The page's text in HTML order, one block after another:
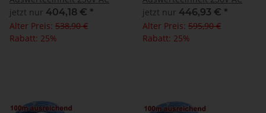
jetzt nur 404,18 € *
Alter Preis: 538,90 €
Rabatt: 25%
jetzt nur 446,93 € *
Alter Preis: 595,90 €
Rabatt: 25%